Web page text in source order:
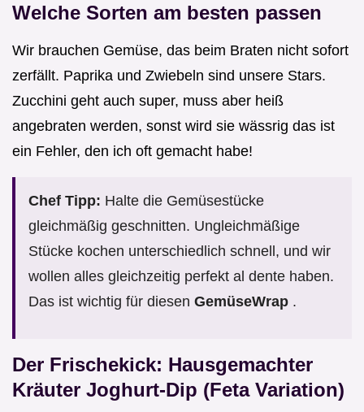
Welche Sorten am besten passen
Wir brauchen Gemüse, das beim Braten nicht sofort
zerfällt. Paprika und Zwiebeln sind unsere Stars.
Zucchini geht auch super, muss aber heiß
angebraten werden, sonst wird sie wässrig das ist
ein Fehler, den ich oft gemacht habe!
Chef Tipp: Halte die Gemüsestücke
gleichmäßig geschnitten. Ungleichmäßige
Stücke kochen unterschiedlich schnell, und wir
wollen alles gleichzeitig perfekt al dente haben.
Das ist wichtig für diesen GemüseWrap .
Der Frischekick: Hausgemachter
Kräuter Joghurt-Dip (Feta Variation)